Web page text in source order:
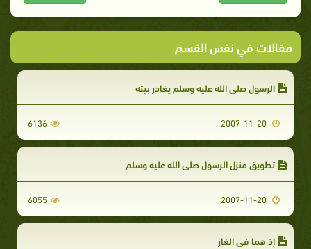
مقالات في نفس القسم
الرسول صلى الله عليه وسلم يغادر بيته
6136
تطويق منزل الرسول صلى الله عليه وسلم
6055
إذ هما في الغار